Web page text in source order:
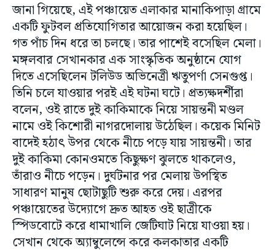
জানা গিয়েছে, এই পঞ্চায়েত এলাকার মানাকিপাড়া গ্রামে
একটি ফুটবল প্রতিযোগিতার আয়োজন করা হয়েছিল।
গত পাঁচ দিন ধরে তা চলছে। তার পাশেই বসেছিল মেলা।
মঙ্গলবার সেখানকার এক সাংস্কৃতিক অনুষ্ঠানে যোগ
দিতে এসেছিলেন টলিউড অভিনেত্রী ঋতুপর্ণা সেনগুপ্ত।
তিনি চলে যাওয়ার পরই এই ঘটনা ঘটে। প্রত্যক্ষদর্শীরা
বলেন, ওই রাতে দুই কাকিমাকে নিয়ে সায়ন্তনী মণ্ডল
নামে ওই কিশোরী নাগরদোলায় উঠেছিল। কয়েক মিনিট
বাদেই হঠাৎ উপর থেকে নীচে পড়ে যায় সায়ন্তনী। তার
দুই কাকিমা কোনওমতে কিছুক্ষণ ঝুলতে থাকলেও,
তাঁরাও নীচে পড়েন। দুর্ঘটনার পর মেলায় উপস্থিত
সাধারণ মানুষ ছোটাছুটি শুরু করে দেয়। এরপর
পঞ্চায়েতের উদ্যোগে দ্রুত আহত ওই ছাত্রীকে
স্পিডবোটে করে ধামাখালি জেটিঘাট নিয়ে যাওয়া হয়।
সেখান থেকে অ্যাম্বুলেন্সে করে কলকাতার একটি